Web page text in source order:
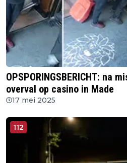
OPSPORINGSBERICHT: na
overval op casino in Made
17 mei 2025
112